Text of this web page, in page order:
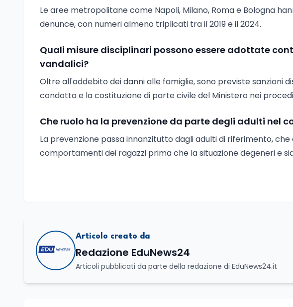
Le aree metropolitane come Napoli, Milano, Roma e Bologna
denunce, con numeri almeno triplicati tra il 2019 e il 2024.
Quali misure disciplinari possono essere adottate
vandalici?
Oltre all'addebito dei danni alle famiglie, sono previste sanzioni
condotta e la costituzione di parte civile del Ministero nei
Che ruolo ha la prevenzione da parte degli adulti nel
La prevenzione passa innanzitutto dagli adulti di riferimento,
comportamenti dei ragazzi prima che la situazione degeneri e
Articolo creato da
Redazione EduNews24
Articoli pubblicati da parte della redazione di EduNews24.it